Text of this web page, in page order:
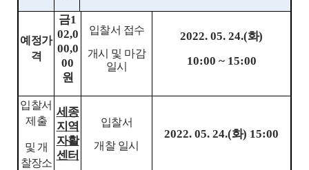
예정가
격
금1
02,0
00,0
00
원
입찰서 접수
개시 및 마감
일시
2022. 05. 24.(화)
10:00 ~ 15:00
입찰서
제출
및 개
찰장소
세종
지역
자활
센터
입찰서
개찰 일시
2022. 05. 24.(화) 15:00